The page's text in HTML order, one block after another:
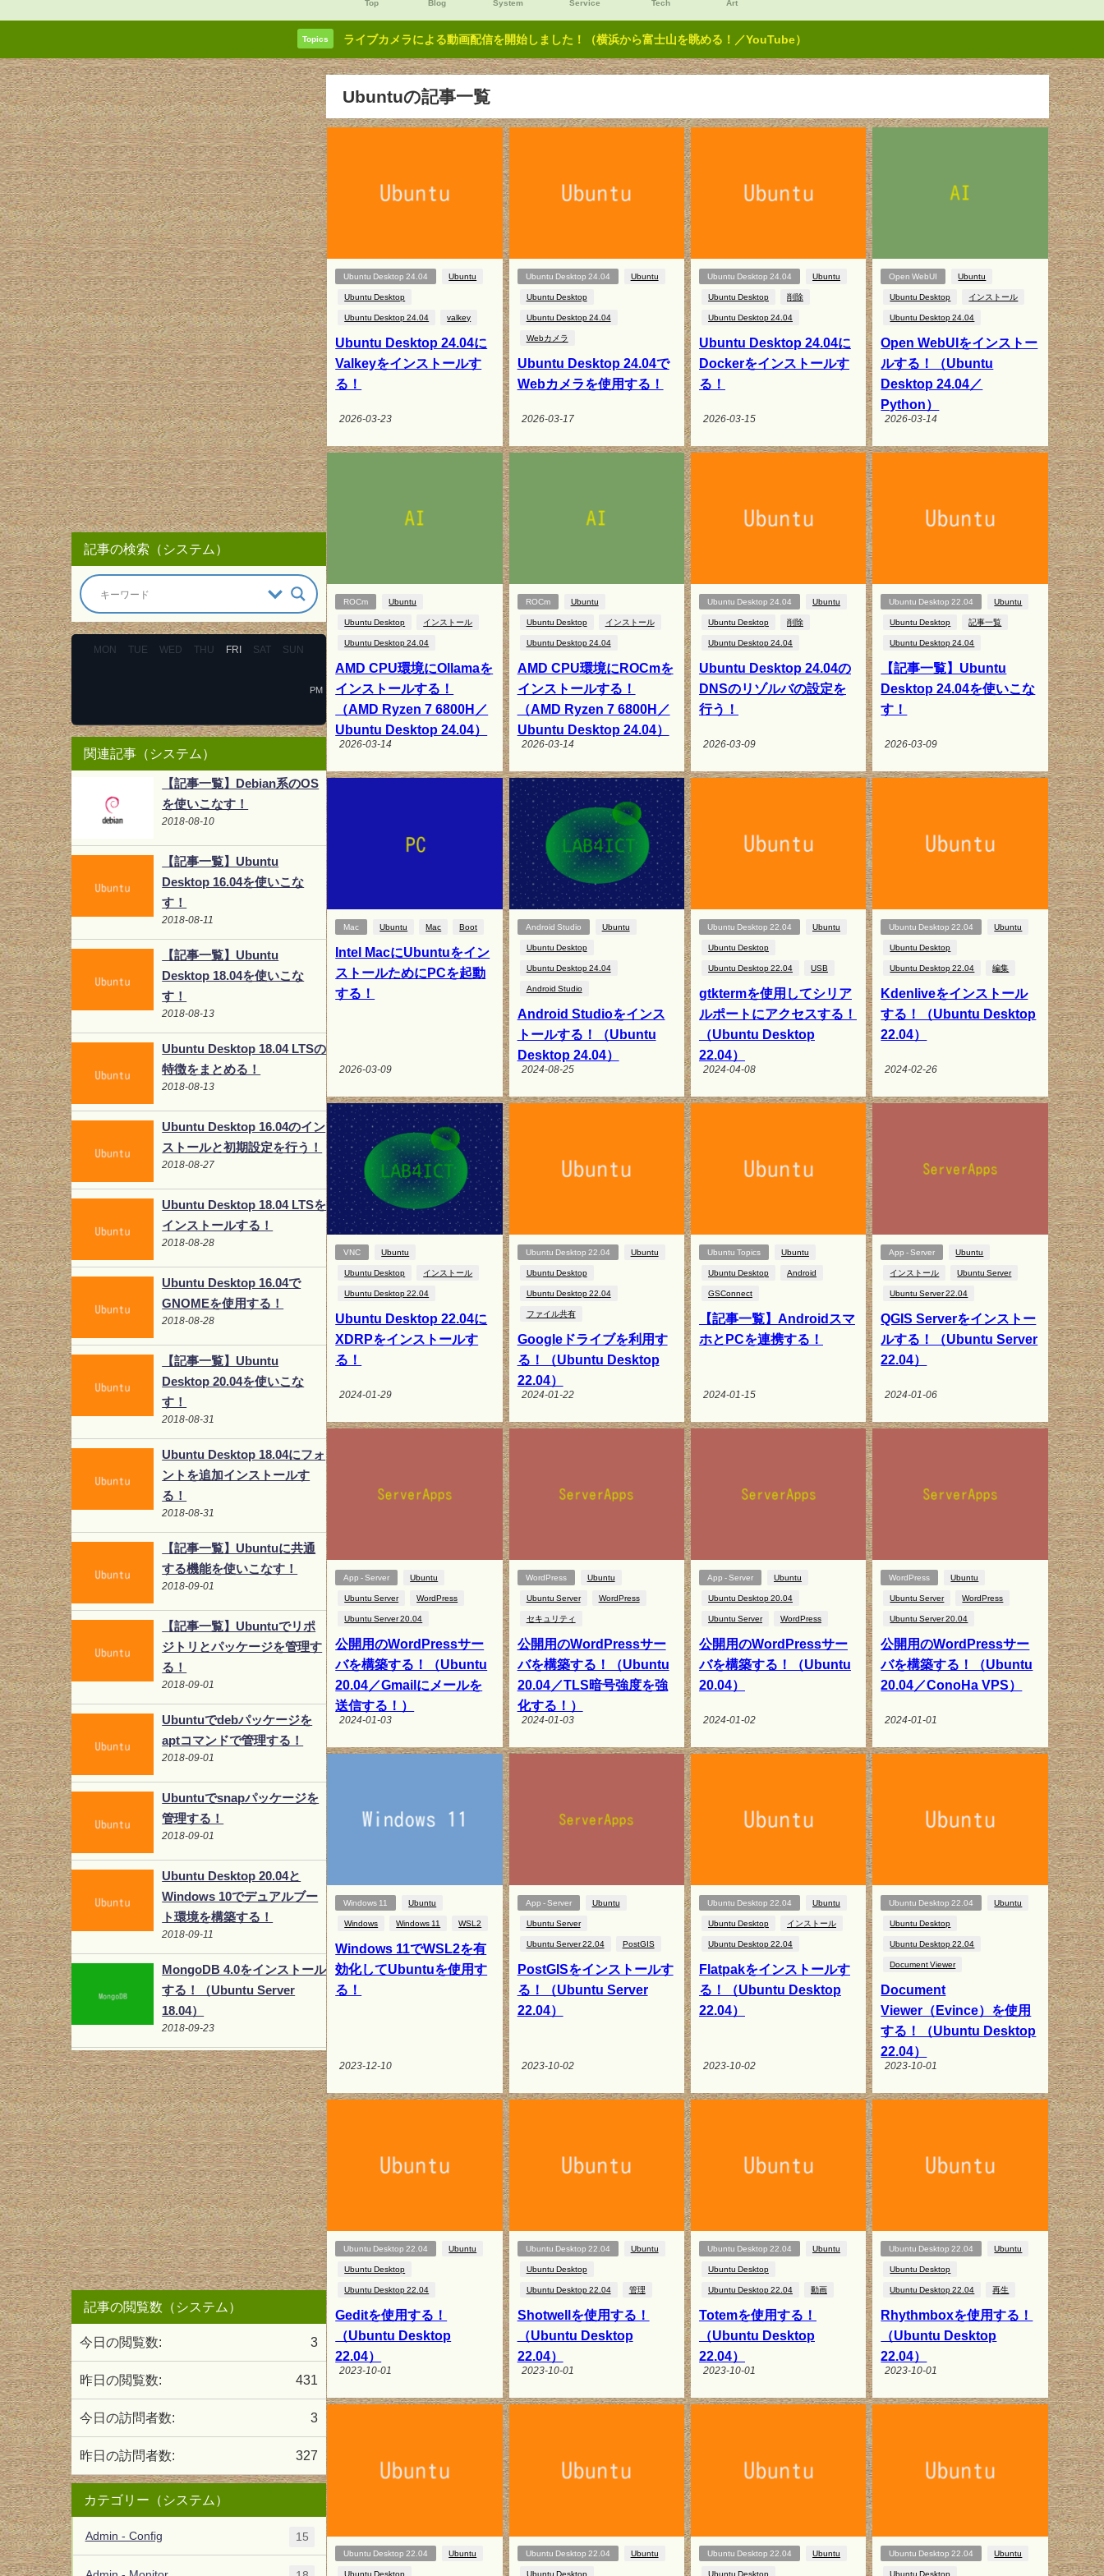
Top Blog System Service Tech Art
Topics ライブカメラによる動画配信を開始しました！（横浜から富士山を眺める！／YouTube）
Ubuntuの記事一覧
Ubuntu Desktop 24.04 Ubuntu
Ubuntu Desktop
Ubuntu Desktop 24.04 valkey
Ubuntu Desktop 24.04に
Valkeyをインストールす
る！
2026-03-23
Ubuntu Desktop 24.04 Ubuntu
Ubuntu Desktop
Ubuntu Desktop 24.04
Webカメラ
Ubuntu Desktop 24.04で
Webカメラを使用する！
2026-03-17
Ubuntu Desktop 24.04 Ubuntu
Ubuntu Desktop 削除
Ubuntu Desktop 24.04
Ubuntu Desktop 24.04に
Dockerをインストールす
る！
2026-03-15
Open WebUI Ubuntu
Ubuntu Desktop インストール
Ubuntu Desktop 24.04
Open WebUIをインストー
ルする！（Ubuntu
Desktop 24.04／
Python）
2026-03-14
ROCm Ubuntu
Ubuntu Desktop インストール
Ubuntu Desktop 24.04
AMD CPU環境にOllamaを
インストールする！
（AMD Ryzen 7 6800H／
Ubuntu Desktop 24.04）
2026-03-14
ROCm Ubuntu
Ubuntu Desktop インストール
Ubuntu Desktop 24.04
AMD CPU環境にROCmを
インストールする！
（AMD Ryzen 7 6800H／
Ubuntu Desktop 24.04）
2026-03-14
Ubuntu Desktop 24.04 Ubuntu
Ubuntu Desktop 削除
Ubuntu Desktop 24.04
Ubuntu Desktop 24.04の
DNSのリゾルバの設定を
行う！
2026-03-09
Ubuntu Desktop 22.04 Ubuntu
Ubuntu Desktop 記事一覧
Ubuntu Desktop 24.04
【記事一覧】Ubuntu
Desktop 24.04を使いこな
す！
2026-03-09
Mac Ubuntu Mac Boot
Intel MacにUbuntuをイン
ストールためにPCを起動
する！
2026-03-09
Android Studio Ubuntu
Ubuntu Desktop
Ubuntu Desktop 24.04
Android Studio
Android Studioをインス
トールする！（Ubuntu
Desktop 24.04）
2024-08-25
Ubuntu Desktop 22.04 Ubuntu
Ubuntu Desktop
Ubuntu Desktop 22.04 USB
gtktermを使用してシリア
ルポートにアクセスする！
（Ubuntu Desktop
22.04）
2024-04-08
Ubuntu Desktop 22.04 Ubuntu
Ubuntu Desktop
Ubuntu Desktop 22.04 編集
Kdenliveをインストール
する！（Ubuntu Desktop
22.04）
2024-02-26
VNC Ubuntu
Ubuntu Desktop インストール
Ubuntu Desktop 22.04
Ubuntu Desktop 22.04に
XDRPをインストールす
る！
2024-01-29
Ubuntu Desktop 22.04 Ubuntu
Ubuntu Desktop
Ubuntu Desktop 22.04
ファイル共有
Googleドライブを利用す
る！（Ubuntu Desktop
22.04）
2024-01-22
Ubuntu Topics Ubuntu
Ubuntu Desktop Android
GSConnect
【記事一覧】Androidスマ
ホとPCを連携する！
2024-01-15
App - Server Ubuntu
インストール Ubuntu Server
Ubuntu Server 22.04
QGIS Serverをインストー
ルする！（Ubuntu Server
22.04）
2024-01-06
App - Server Ubuntu
Ubuntu Server WordPress
Ubuntu Server 20.04
公開用のWordPressサー
バを構築する！（Ubuntu
20.04／Gmailにメールを
送信する！）
2024-01-03
WordPress Ubuntu
Ubuntu Server WordPress
セキュリティ
公開用のWordPressサー
バを構築する！（Ubuntu
20.04／TLS暗号強度を強
化する！）
2024-01-03
App - Server Ubuntu
Ubuntu Desktop 20.04
Ubuntu Server WordPress
公開用のWordPressサー
バを構築する！（Ubuntu
20.04）
2024-01-02
WordPress Ubuntu
Ubuntu Server WordPress
Ubuntu Server 20.04
公開用のWordPressサー
バを構築する！（Ubuntu
20.04／ConoHa VPS）
2024-01-01
Windows 11 Ubuntu
Windows Windows 11 WSL2
Windows 11でWSL2を有
効化してUbuntuを使用す
る！
2023-12-10
App - Server Ubuntu
Ubuntu Server
Ubuntu Server 22.04 PostGIS
PostGISをインストールす
る！（Ubuntu Server
22.04）
2023-10-02
Ubuntu Desktop 22.04 Ubuntu
Ubuntu Desktop インストール
Ubuntu Desktop 22.04
Flatpakをインストールす
る！（Ubuntu Desktop
22.04）
2023-10-02
Ubuntu Desktop 22.04 Ubuntu
Ubuntu Desktop
Ubuntu Desktop 22.04
Document Viewer
Document
Viewer（Evince）を使用
する！（Ubuntu Desktop
22.04）
2023-10-01
Ubuntu Desktop 22.04 Ubuntu
Ubuntu Desktop
Ubuntu Desktop 22.04
Geditを使用する！
（Ubuntu Desktop
22.04）
2023-10-01
Ubuntu Desktop 22.04 Ubuntu
Ubuntu Desktop
Ubuntu Desktop 22.04 管理
Shotwellを使用する！
（Ubuntu Desktop
22.04）
2023-10-01
Ubuntu Desktop 22.04 Ubuntu
Ubuntu Desktop
Ubuntu Desktop 22.04 動画
Totemを使用する！
（Ubuntu Desktop
22.04）
2023-10-01
Ubuntu Desktop 22.04 Ubuntu
Ubuntu Desktop
Ubuntu Desktop 22.04 再生
Rhythmboxを使用する！
（Ubuntu Desktop
22.04）
2023-10-01
Ubuntu Desktop 22.04 Ubuntu
Ubuntu Desktop
Ubuntu Desktop 22.04 Ubuntu
Ubuntu Desktop
Ubuntu Desktop 22.04 Ubuntu
Ubuntu Desktop
Ubuntu Desktop 22.04 Ubuntu
Ubuntu Desktop
記事の検索（システム）
MON TUE WED THU FRI SAT SUN
PM
関連記事（システム）
【記事一覧】Debian系のOS
を使いこなす！
2018-08-10
【記事一覧】Ubuntu
Desktop 16.04を使いこな
す！
2018-08-11
【記事一覧】Ubuntu
Desktop 18.04を使いこな
す！
2018-08-13
Ubuntu Desktop 18.04 LTSの
特徴をまとめる！
2018-08-13
Ubuntu Desktop 16.04のイン
ストールと初期設定を行う！
2018-08-27
Ubuntu Desktop 18.04 LTSを
インストールする！
2018-08-28
Ubuntu Desktop 16.04で
GNOMEを使用する！
2018-08-28
【記事一覧】Ubuntu
Desktop 20.04を使いこな
す！
2018-08-31
Ubuntu Desktop 18.04にフォ
ントを追加インストールす
る！
2018-08-31
【記事一覧】Ubuntuに共通
する機能を使いこなす！
2018-09-01
【記事一覧】Ubuntuでリポ
ジトリとパッケージを管理す
る！
2018-09-01
Ubuntuでdebパッケージを
aptコマンドで管理する！
2018-09-01
Ubuntuでsnapパッケージを
管理する！
2018-09-01
Ubuntu Desktop 20.04と
Windows 10でデュアルブー
ト環境を構築する！
2018-09-11
MongoDB 4.0をインストール
する！（Ubuntu Server
18.04）
2018-09-23
記事の閲覧数（システム）
3
今日の閲覧数:
431
昨日の閲覧数:
3
今日の訪問者数:
327
昨日の訪問者数:
カテゴリー（システム）
Admin - Config 15